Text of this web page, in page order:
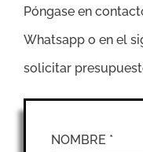
Póngase en
Whatsapp o en el
solicitar
NOMBRE *